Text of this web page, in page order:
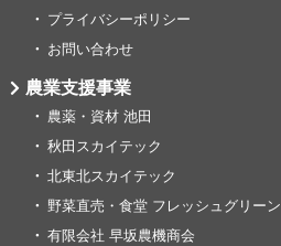
プライバシーポリシー
お問い合わせ
農業支援事業
農薬・資材 池田
秋田スカイテック
北東北スカイテック
野菜直売・食堂 フレッシュグリーン
有限会社 早坂農機商会